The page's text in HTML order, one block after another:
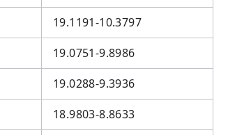
19.1191-10.3797
19.0751-9.8986
19.0288-9.3936
18.9803-8.8633